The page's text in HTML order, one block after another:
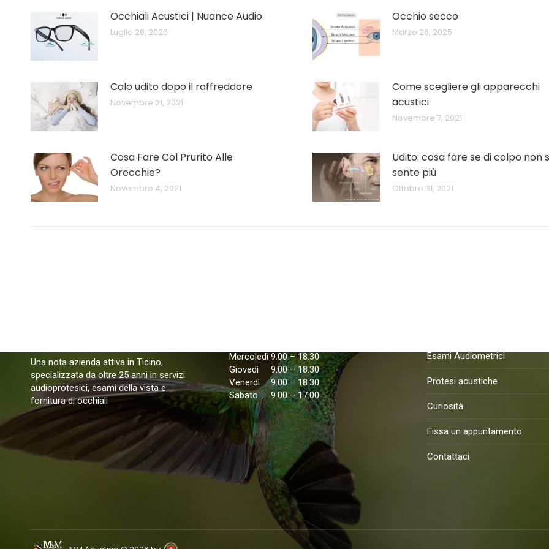
Occhiali Acustici | Nuance Audio
Luglio 28, 2026
Occhio secco
Marzo 26, 2025
Calo udito dopo il raffreddore
Novembre 21, 2021
Come scegliere gli apparecchi
acustici
Novembre 7, 2021
Cosa Fare Col Prurito Alle
Orecchie?
Novembre 4, 2021
Udito: cosa fare se di colpo non
sente più
Ottobre 31, 2021
Una nota azienda attiva in Ticino,
specializzata da oltre 25 anni in servizi
audioprotesici, esami della vista e
fornitura di occhiali
Mercoledì 9.00 – 18.30
Giovedì
9.00 – 18.30
Venerdì
9.00 – 18.30
Sabato
9.00 – 17.00
Esami Audiometrici
Protesi acustiche
Curiosità
Fissa un appuntamento
Contattaci